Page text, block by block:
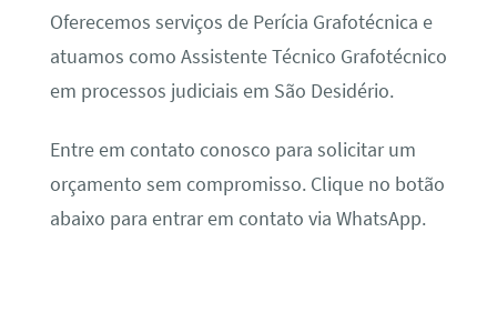
Oferecemos serviços de Perícia Grafotécnica e
atuamos como Assistente Técnico Grafotécnico
em processos judiciais em São Desidério.
Entre em contato conosco para solicitar um
orçamento sem compromisso. Clique no botão
abaixo para entrar em contato via WhatsApp.